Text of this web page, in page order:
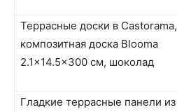
Террасные доски в Castorama,
композитная доска Blooma
2.1×14.5×300 см, шоколад
Гладкие террасные панели из